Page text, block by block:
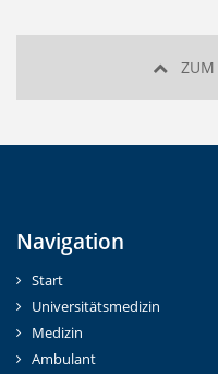
ZUM
Navigation
Start
Universitätsmedizin
Medizin
Ambulant